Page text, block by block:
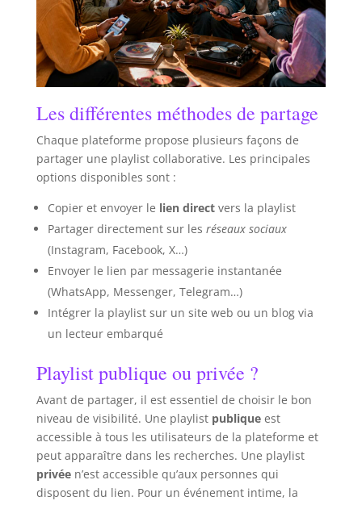
Les différentes méthodes de partage
Chaque plateforme propose plusieurs façons de
partager une playlist collaborative. Les principales
options disponibles sont :
Copier et envoyer le lien directvers la playlist
Partager directement sur les réseaux sociaux
(Instagram, Facebook, X…)
Envoyer le lien par messagerie instantanée
(WhatsApp, Messenger, Telegram…)
Intégrer la playlist sur un site web ou un blog via
un lecteur embarqué
Playlist publique ou privée ?
Avant de partager, il est essentiel de choisir le bon
niveau de visibilité. Une playlist publiqueest
accessible à tous les utilisateurs de la plateforme et
peut apparaître dans les recherches. Une playlist
privéen’est accessible qu’aux personnes qui
disposent du lien. Pour un événement intime, la